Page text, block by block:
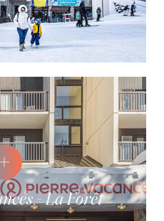
- La Forêt